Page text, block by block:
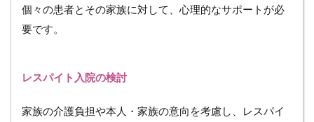
個々の患者とその家族に対して、心理的なサポートが必
要です。
レスパイト入院の検討
家族の介護負担や本人・家族の意向を考慮し、レスパイ